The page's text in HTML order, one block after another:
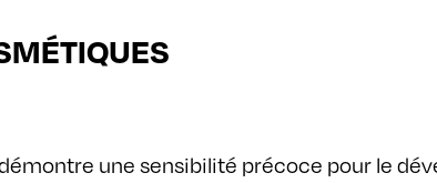
une sensibilité précoce pour le